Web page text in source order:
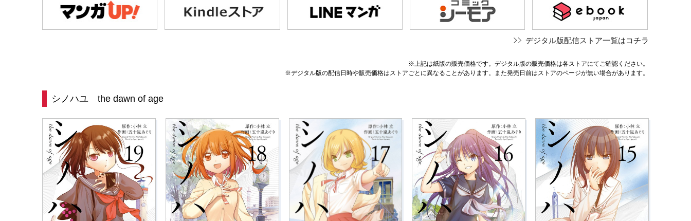
デジタル版配信ストア一覧はコチラ
※上記は紙版の販売価格です。デジタル版の販売価格は各ストアにてご確認ください。
※デジタル版の配信日時や販売価格はストアごとに異なることがあります。また発売日前はストアのページが無い場合があります。
シノハユ the dawn of age